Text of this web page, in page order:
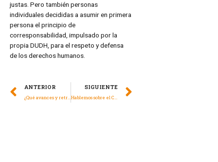
justas. Pero también personas
individuales decididas a asumir en primera
persona el principio de
corresponsabilidad, impulsado por la
propia DUDH, para el respeto y defensa
de los derechos humanos.
ANTERIOR
¿Qué avances y retrocesos hay en la lucha contra el cambio climático? Amnistía Internacional responde en su Informe Anual
SIGUIENTE
Hablemos sobre el Caso Vinicius